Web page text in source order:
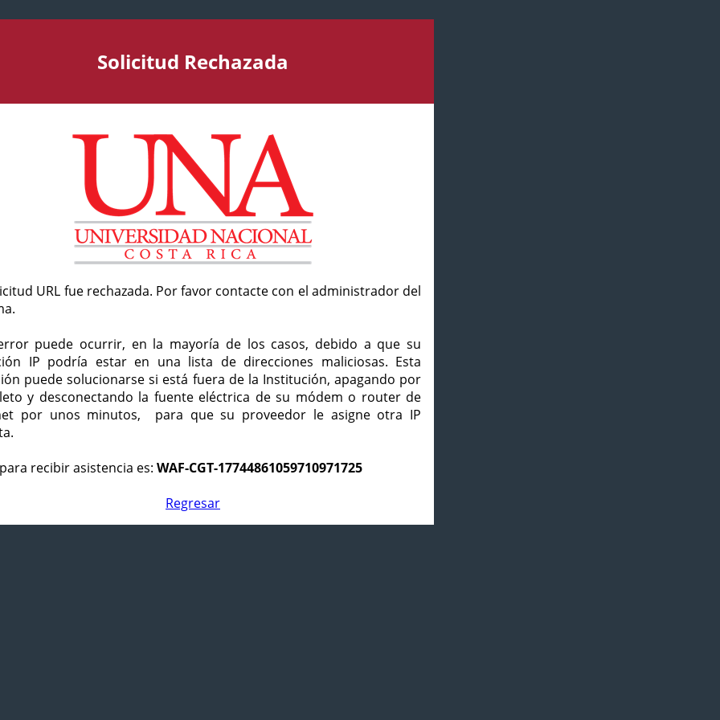
Solicitud Rechazada
URL fue rechazada. Por favor contacte con el administrador del
puede ocurrir, en la mayoría de los casos, debido a que su
IP podría estar en una lista de direcciones maliciosas. Esta
puede solucionarse si está fuera de la Institución, apagando por
y desconectando la fuente eléctrica de su módem o router de
por unos minutos, para que su proveedor le asigne otra IP
recibir asistencia es: WAF-CGT-17744861059710971725
Regresar